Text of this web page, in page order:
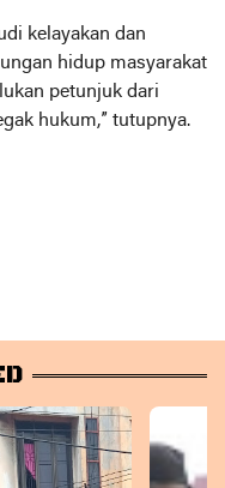
kelayakan dan
hidup masyarakat
petunjuk dari
hukum,” tutupnya.